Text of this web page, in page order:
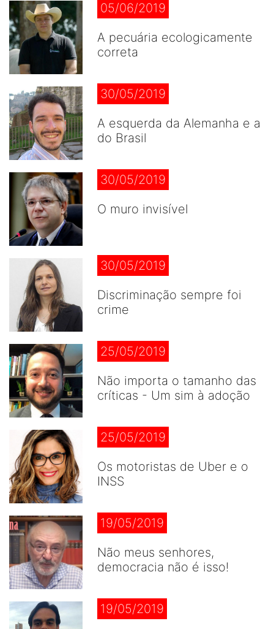
05/06/2019
A pecuária ecologicamente
correta
30/05/2019
A esquerda da Alemanha e a
do Brasil
30/05/2019
O muro invisível
30/05/2019
Discriminação sempre foi
crime
25/05/2019
Não importa o tamanho das
críticas - Um sim à adoção
25/05/2019
Os motoristas de Uber e o
INSS
19/05/2019
Não meus senhores,
democracia não é isso!
19/05/2019